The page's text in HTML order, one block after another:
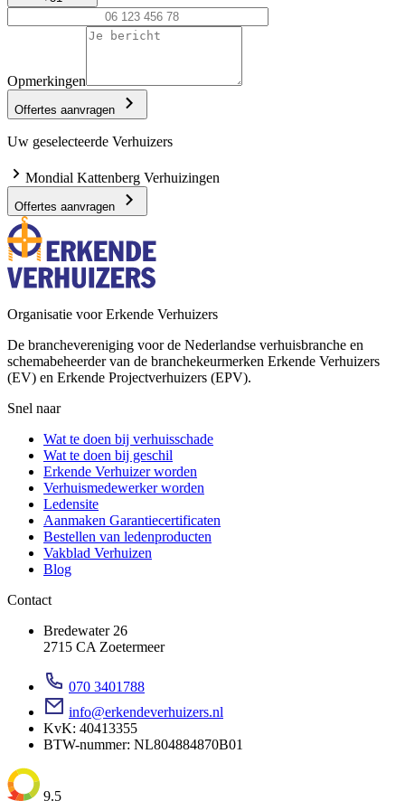
Opmerkingen
Offertes aanvragen
Uw geselecteerde Verhuizers
Mondial Kattenberg Verhuizingen
Offertes aanvragen
Organisatie voor Erkende Verhuizers
De branchevereniging voor de Nederlandse verhuisbranche en
schemabeheerder van de branchekeurmerken Erkende Verhuizers
(EV) en Erkende Projectverhuizers (EPV).
Snel naar
Wat te doen bij verhuisschade
Wat te doen bij geschil
Erkende Verhuizer worden
Verhuismedewerker worden
Ledensite
Aanmaken Garantiecertificaten
Bestellen van ledenproducten
Vakblad Verhuizen
Blog
Contact
Bredewater 26
2715 CA Zoetermeer
070 3401788
info@erkendeverhuizers.nl
KvK: 40413355
BTW-nummer: NL804884870B01
9.5